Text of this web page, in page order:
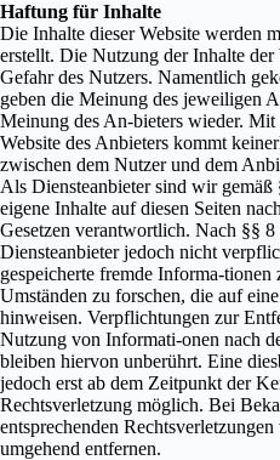
Haftung für Inhalte
Die Inhalte dieser Website werden
erstellt. Die Nutzung der Inhalte der
Gefahr des Nutzers. Namentlich
geben die Meinung des jeweiligen
Meinung des An-bieters wieder.
Website des Anbieters kommt
zwischen dem Nutzer und dem
Als Diensteanbieter sind wir
eigene Inhalte auf diesen Seiten
Gesetzen verantwortlich. Nach §§
Diensteanbieter jedoch nicht
gespeicherte fremde Informa-tionen
Umständen zu forschen, die auf
hinweisen. Verpflichtungen zur
Nutzung von Informati-onen nach
bleiben hiervon unberührt. Eine
jedoch erst ab dem Zeitpunkt der
Rechtsverletzung möglich. Bei
entsprechenden
umgehend entfernen.